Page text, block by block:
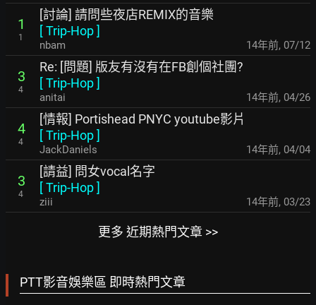
1
1
[討論] 請問些夜店REMIX的音樂
[Trip-Hop]
nbam 14年前, 07/12
3
4
Re: [問題] 版友有沒有在FB創個社團?
[Trip-Hop]
anitai 14年前, 04/26
4
4
[情報] Portishead PNYC youtube影片
[Trip-Hop]
JackDaniels 14年前, 04/04
3
4
[請益] 問女vocal名字
[Trip-Hop]
ziii 14年前, 03/23
更多 近期熱門文章 >>
PTT影音娛樂區 即時熱門文章